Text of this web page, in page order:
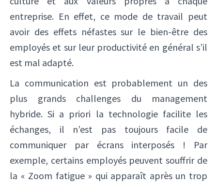
entreprise. En effet, ce mode de travail peut
avoir des effets néfastes sur le bien-être des
employés et sur leur productivité en général s’il
est mal adapté.
La communication est probablement un des
plus grands challenges du management
hybride. Si a priori la technologie facilite les
échanges, il n’est pas toujours facile de
communiquer par écrans interposés ! Par
exemple, certains employés peuvent souffrir de
la « Zoom fatigue » qui apparaît après un trop